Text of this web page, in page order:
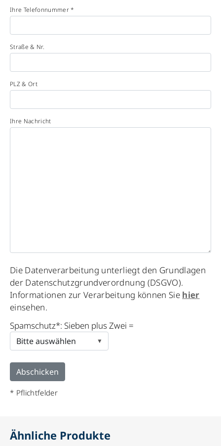
Ihre Telefonnummer *
Straße & Nr.
PLZ & Ort
Ihre Nachricht
Please
leave
this
field
empty.
Die Datenverarbeitung unterliegt den Grundlagen
der Datenschutzgrundverordnung (DSGVO).
Informationen zur Verarbeitung können Sie hier
einsehen.
Spamschutz*: Sieben plus Zwei =
* Pflichtfelder
Ähnliche Produkte